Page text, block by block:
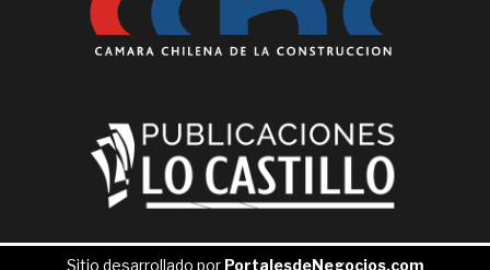
Sitio desarrollado por PortalesdeNegocios.com